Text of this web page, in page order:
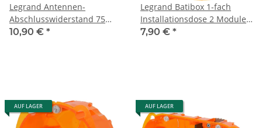
Legrand Antennen-
Abschlusswiderstand 75
Ohm 775987
10,90 € *
Legrand Batibox 1-fach
Installationsdose 2 Module
080101
7,90 € *
AUF LAGER AUF LAGER